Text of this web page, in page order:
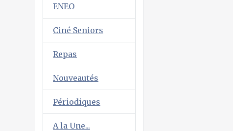
ENEO
Ciné Seniors
Repas
Nouveautés
Périodiques
A la Une...